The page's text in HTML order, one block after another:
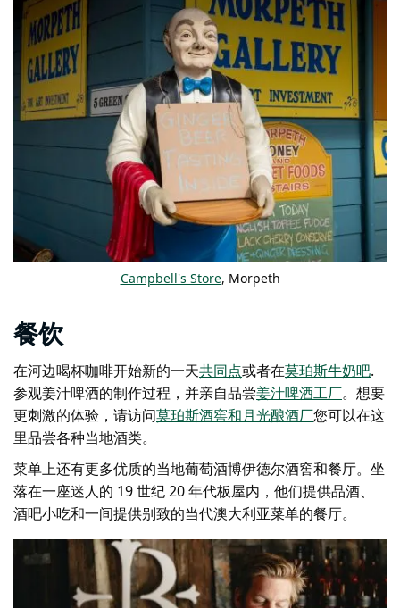
Campbell's Store, Morpeth
餐饮
在河边喝杯咖啡开始新的一天共同点或者在莫珀斯牛奶吧.
参观姜汁啤酒的制作过程，并亲自品尝姜汁啤酒工厂。 想要
更刺激的体验，请访问莫珀斯酒窖和月光酿酒厂您可以在这
里品尝各种当地酒类。
菜单上还有更多优质的当地葡萄酒博伊德尔酒窖和餐厅。坐
落在一座迷人的 19 世纪 20 年代板屋内，他们提供品酒、
酒吧小吃和一间提供别致的当代澳大利亚菜单的餐厅。